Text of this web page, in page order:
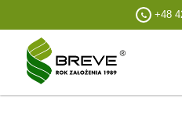
+48